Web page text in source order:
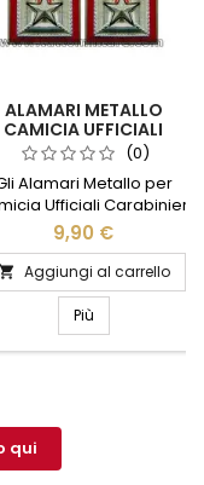
ALAMARI METALLO
CAMICIA UFFICIALI
CARABINIERI(0)
Alamari Metallo per
Ufficiali Carabinieri
un simbolo di prestigio
Realizzati con
di alta qualità,
alamari aggiungono
un tocco di eleganza e
alla divisa ufficiale. Il
raffinato e la finitura
rappresentare
orgoglio l'Arma dei...
9,90 €
Aggiungi al carrello
Più
qui